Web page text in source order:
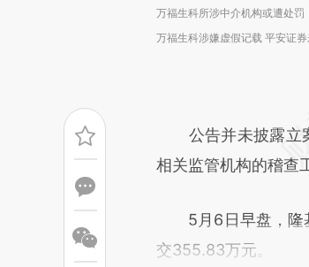
万福生科所涉中介机构或遭处罚
万福生科涉嫌虚假记载 平安证
公告并未披露立案
相关监管机构的稽查
5月6日早盘，隆基
交355.83万元。